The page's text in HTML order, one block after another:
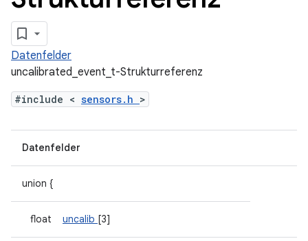
Datenfelder
uncalibrated_event_t-Strukturreferenz
#include < sensors.h >
Datenfelder
union {
float uncalib [3]